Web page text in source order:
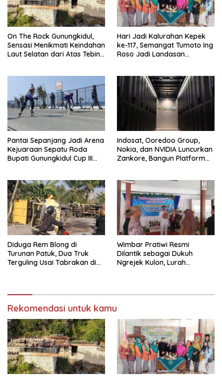
On The Rock Gunungkidul,
Sensasi Menikmati Keindahan
Laut Selatan dari Atas Tebing
Hari Jadi Kalurahan Kepek
ke-117, Semangat Tumoto Ing
Roso Jadi Landasan
Pantai Sepanjang Jadi Arena
Kejuaraan Sepatu Roda
Bupati Gunungkidul Cup III
Tourism
Indosat, Ooredoo Group,
Nokia, dan NVIDIA Luncurkan
Zankore, Bangun Platform
Diduga Rem Blong di
Turunan Patuk, Dua Truk
Terguling Usai Tabrakan di
Wimbar Pratiwi Resmi
Dilantik sebagai Dukuh
Ngrejek Kulon, Lurah
Rekomendasi untuk kamu